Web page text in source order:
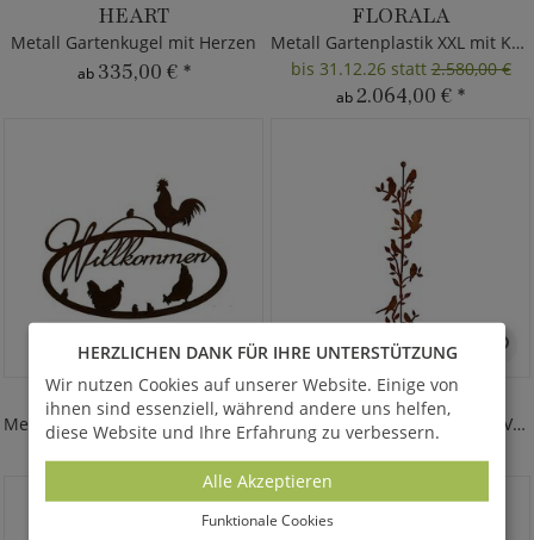
HEART
Metall Gartenkugel mit Herzen
ab 335,00 € *
FLORALA
Metall Gartenplastik XXL mit Kugel
bis 31.12.26 statt2.580,00 €
ab2.064,00 € *
PULLUM
Metall Gartenschild Willkommen
147,00 €*
AVE FIRMUM
Metall Gartenstecker Ast mit Vögeln
195,00 €*
HERZLICHEN DANK FÜR IHRE UNTERSTÜTZUNG
Wir nutzen Cookies auf unserer Website. Einige von
ihnen sind essenziell, während andere uns helfen,
diese Website und Ihre Erfahrung zu verbessern.
Alle Akzeptieren
Funktionale Cookies